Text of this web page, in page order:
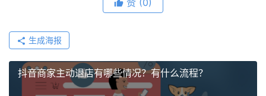
赞 (0)
生成海报
抖音商家主动退店有哪些情况？有什么流程？